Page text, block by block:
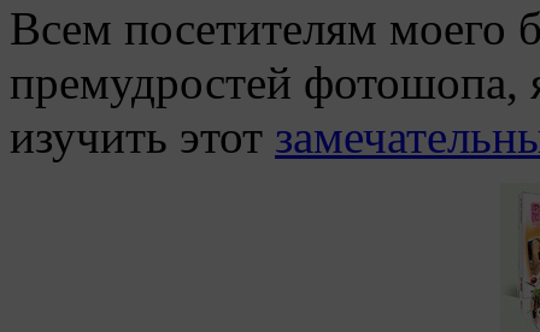
Всем посетителям моего
премудростей фотошопа,
изучить этот